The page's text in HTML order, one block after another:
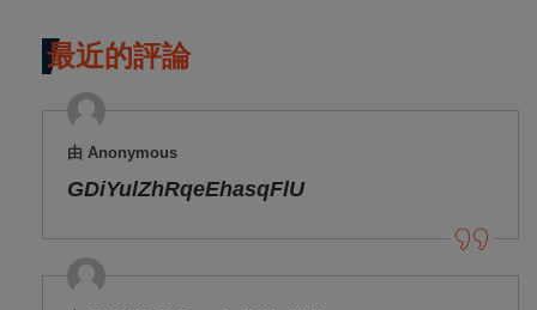
最近的評論
由 Anonymous
GDiYulZhRqeEhasqFlU